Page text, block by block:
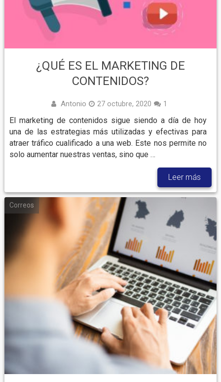
¿QUÉ ES EL MARKETING DE
CONTENIDOS?
Antonio 27 octubre, 2020 1
El marketing de contenidos sigue siendo a día de hoy
una de las estrategias más utilizadas y efectivas para
atraer tráfico cualificado a una web. Este nos permite no
solo aumentar nuestras ventas, sino que …
Leer más
Correos